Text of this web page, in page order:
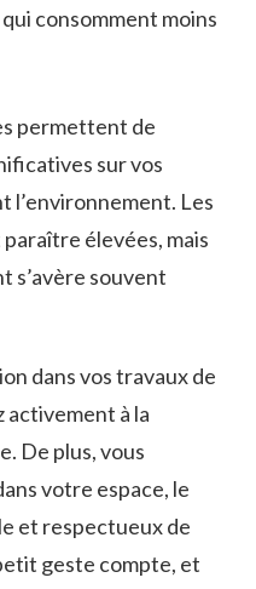
consomment moins
permettent de
sur vos
Les
élevées, mais
s’avère souvent
dans vos travaux de
à la
De plus, vous
votre espace, le
et respectueux de
geste compte, et